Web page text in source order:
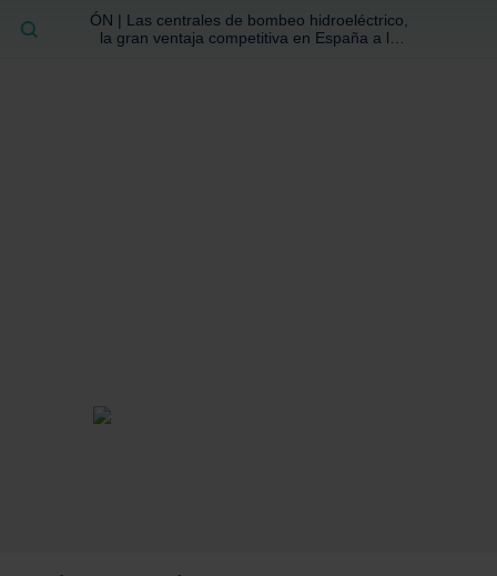
ÓN | Las centrales de bombeo hidroeléctrico,
la gran ventaja competitiva en España a la
BUSCAR